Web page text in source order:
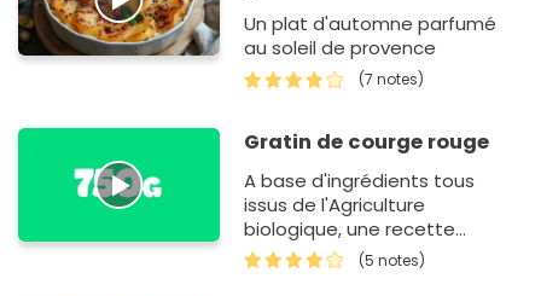
Un plat d'automne parfumé
au soleil de provence
(7 notes)
Gratin de courge rouge
A base d'ingrédients tous
issus de l'Agriculture
biologique, une recette
simplissime et trés gouteuse
à l'accent du midi à base de
(5 notes)